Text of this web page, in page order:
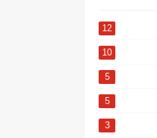
12
10
5
5
3